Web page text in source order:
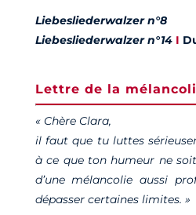
Liebesliederwalzer n°8
Liebesliederwalzer n°14I
Lettre de la
« Chère Clara,
il faut que tu luttes
à ce que ton humeur ne
d’une mélancolie aussi
dépasser certaines limites. »